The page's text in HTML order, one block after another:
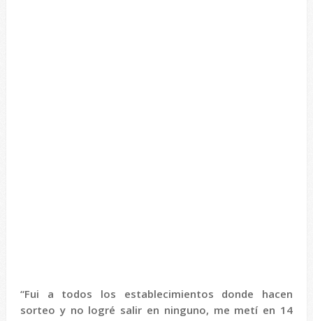
“Fui a todos los establecimientos donde hacen
sorteo y no logré salir en ninguno, me metí en 14